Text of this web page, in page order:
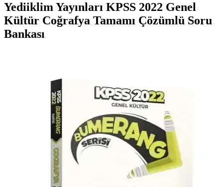
Yediiklim Yayınları KPSS 2022 Genel
Kültür Coğrafya Tamamı Çözümlü Soru
Bankası